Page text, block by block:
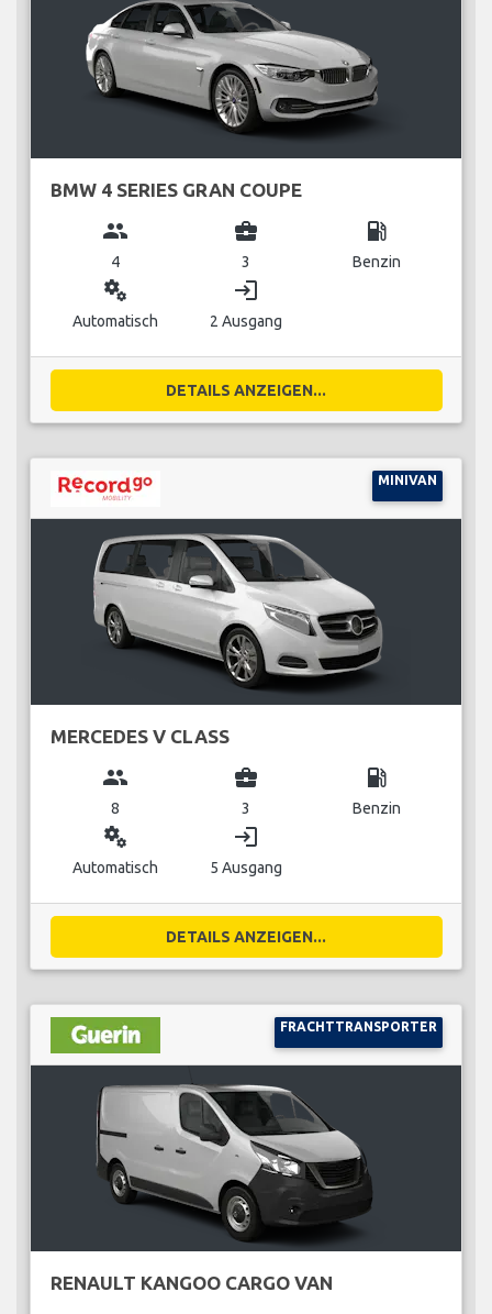
BMW 4 SERIES GRAN COUPE
group
4
business_center
3
local_gas_station
Benzin
miscellaneous_services
Automatisch
login
2 Ausgang
DETAILS ANZEIGEN...
MINIVAN
MERCEDES V CLASS
group
8
business_center
3
local_gas_station
Benzin
miscellaneous_services
Automatisch
login
5 Ausgang
DETAILS ANZEIGEN...
FRACHTTRANSPORTER
RENAULT KANGOO CARGO VAN